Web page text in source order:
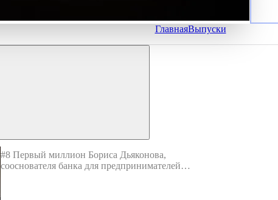
ГлавнаяВыпуски
#8 Первый миллион Бориса Дьяконова,
сооснователя банка для предпринимателей